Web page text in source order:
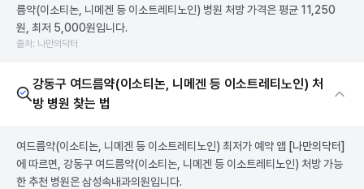
름약(이소티논, 니메겐 등 이소트레티노인) 병원 처방 가격은 평균 11,250
원, 최저 5,000원입니다.
출처: 나만의닥터
강동구 여드름약(이소티논, 니메겐 등 이소트레티노인) 처
방 병원 찾는 법
여드름약(이소티논, 니메겐 등 이소트레티노인) 최저가 예약 앱 [나만의닥터]
에 따르면, 강동구 여드름약(이소티논, 니메겐 등 이소트레티노인) 처방 가능
한 추천 병원은 삼성속내과의원입니다.